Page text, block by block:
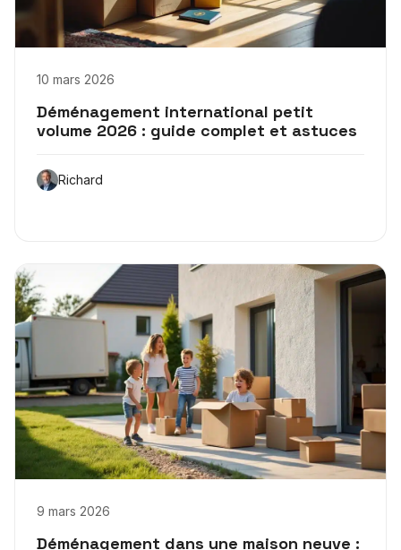
10 mars 2026
Déménagement international petit
volume 2026 : guide complet et astuces
Richard
9 mars 2026
Déménagement dans une maison neuve :